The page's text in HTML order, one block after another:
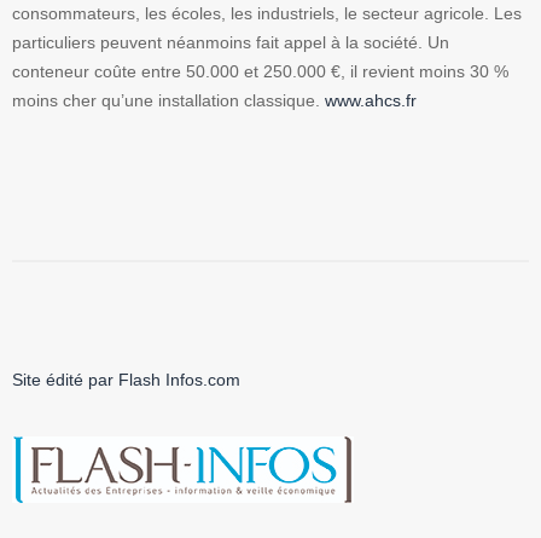
consommateurs, les écoles, les industriels, le secteur agricole. Les
particuliers peuvent néanmoins fait appel à la société. Un
conteneur coûte entre 50.000 et 250.000 €, il revient moins 30 %
moins cher qu’une installation classique. www.ahcs.fr
Site édité par Flash Infos.com